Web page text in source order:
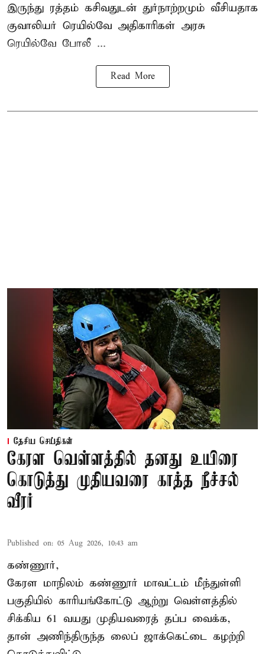
இருந்து ரத்தம் கசிவதுடன் துர்நாற்றமும் வீசியதாக
குவாலியர் ரெயில்வே அதிகாரிகள் அரசு
ரெயில்வே போலீ ...
Read More
தேசிய செய்திகள்
கேரள வெள்ளத்தில் தனது உயிரை
கொடுத்து முதியவரை காத்த நீச்சல்
வீரர்
Published on: 05 Aug 2026, 10:43 am
கண்ணூர்,
கேரள மாநிலம் கண்ணூர் மாவட்டம் மீந்துள்ளி
பகுதியில் காரியங்கோட்டு ஆற்று வெள்ளத்தில்
சிக்கிய 61 வயது முதியவரைத் தப்ப வைக்க,
தான் அணிந்திருந்த லைப் ஜாக்கெட்டை கழற்றி